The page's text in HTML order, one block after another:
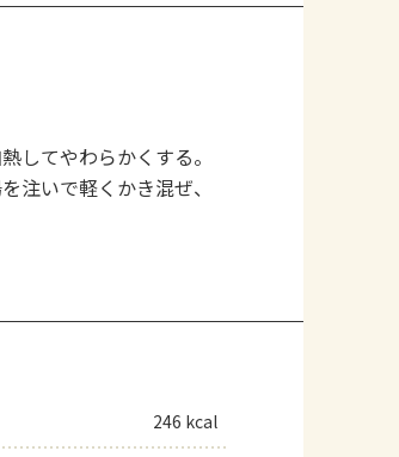
してやわらかくする。
注いで軽くかき混ぜ、
246 kcal